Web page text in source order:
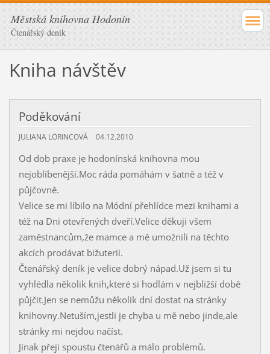
Městská knihovna Hodonín
Čtenářský deník
Kniha návštěv
Poděkování
JULIANA LÖRINCOVÁ 04.12.2010
Od dob praxe je hodonínská knihovna mou
nejoblíbenější.Moc ráda pomáhám v šatně a též v
půjčovně.
Velice se mi líbilo na Módní přehlídce mezi knihami a
též na Dni otevřených dveří.Velice děkuji všem
zaměstnancům,že mamce a mě umožnili na těchto
akcích prodávat bižuterii.
Čtenářský deník je velice dobrý nápad.Už jsem si tu
vyhlédla několik knih,které si hodlám v nejbližší době
půjčit.Jen se nemůžu několik dní dostat na stránky
knihovny.Netuším,jestli je chyba u mě nebo jinde,ale
stránky mi nejdou načíst.
Jinak přeji spoustu čtenářů a málo problémů.